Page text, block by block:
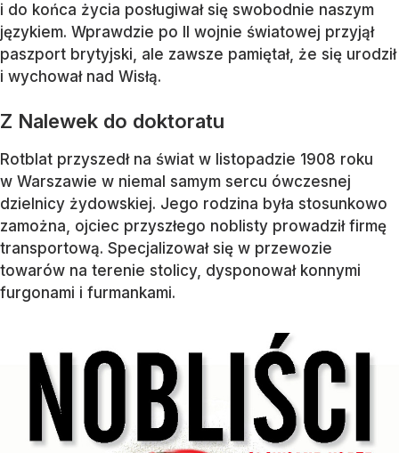
i do końca życia posługiwał się swobodnie naszym
językiem. Wprawdzie po II wojnie światowej przyjął
paszport brytyjski, ale zawsze pamiętał, że się urodził
i wychował nad Wisłą.
Z Nalewek do doktoratu
Rotblat przyszedł na świat w listopadzie 1908 roku
w Warszawie w niemal samym sercu ówczesnej
dzielnicy żydowskiej. Jego rodzina była stosunkowo
zamożna, ojciec przyszłego noblisty prowadził firmę
transportową. Specjalizował się w przewozie
towarów na terenie stolicy, dysponował konnymi
furgonami i furmankami.